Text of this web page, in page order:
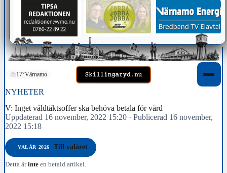
17°Värnamo
NYHETER
V: Inget våldtäktsoffer ska behöva betala för vård
Uppdaterad 16 november, 2022 15:20 · Publicerad 16 november,
2022 15:18
VALÅR 2026 Till valåret
Detta ärinte en betald artikel.